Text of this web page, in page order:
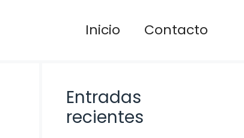
Inicio Contacto
Entradas
recientes